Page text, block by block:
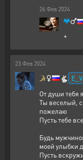
26 Фев 2024
+
23 Фев 2024
🐇
От души тебя
Ты веселый,
пожелаю
Пусть тебе
Будь
моей улыбки
Пусть